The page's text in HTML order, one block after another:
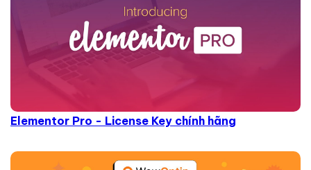
Elementor Pro - License Key chính hãng